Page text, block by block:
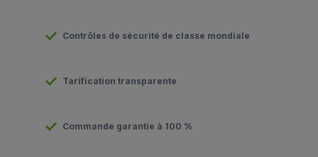
Contrôles de sécurité de classe mondiale
Tarification transparente
Commande garantie à 100 %